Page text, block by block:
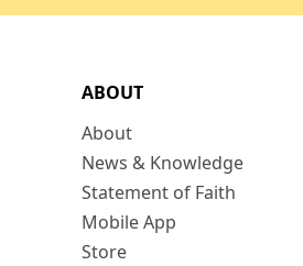
ABOUT
About
News & Knowledge
Statement of Faith
Mobile App
Store